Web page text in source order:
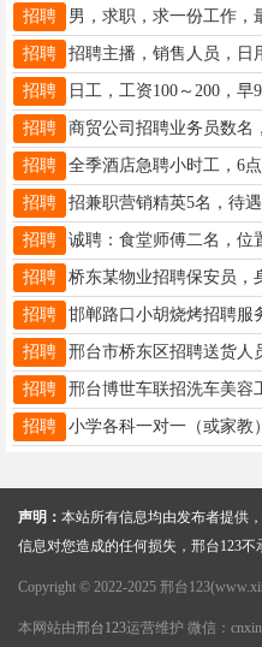
招聘
招聘
招聘
招聘
招聘
招聘
招聘
招聘
招聘
招聘 邢台市桥东区招聘送货人
招聘
招聘
声明： 本站所有信息均由发布者提供
信息对您造成的任何损失，邢台123不
Copyright © 2022-2025 邢台
本网站由邢台123运营维护 微信：